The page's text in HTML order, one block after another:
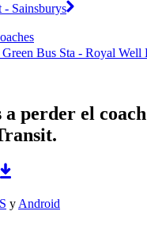
- Sainsburys
Bus Sta - Royal Well
a perder el
y Android